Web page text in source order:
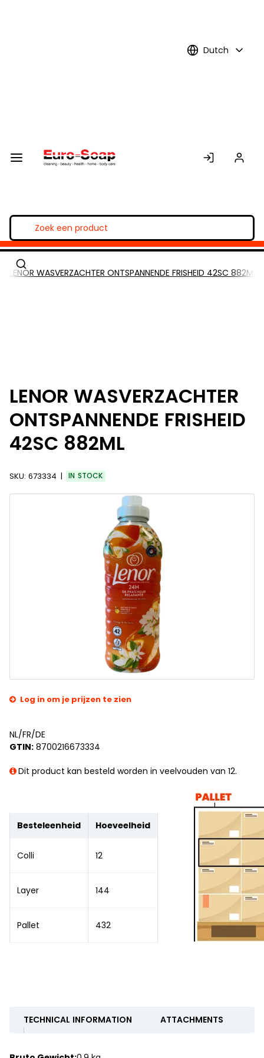
Dutch
LENOR WASVERZACHTER ONTSPANNENDE FRISHEID 42SC 882ML
LENOR WASVERZACHTER
ONTSPANNENDE FRISHEID
42SC 882ML
SKU: 673334 IN STOCK
Log in om je prijzen te zien
NL/FR/DE
GTIN: 8700216673334
Dit product kan besteld worden in veelvouden van 12.
Besteleenheid Hoeveelheid
Colli 12
Layer 144
Pallet 432
TECHNICAL INFORMATION ATTACHMENTS